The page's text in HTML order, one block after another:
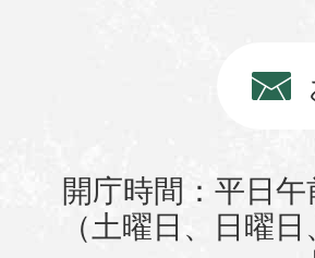
開庁時間：平日
（土曜日、日曜